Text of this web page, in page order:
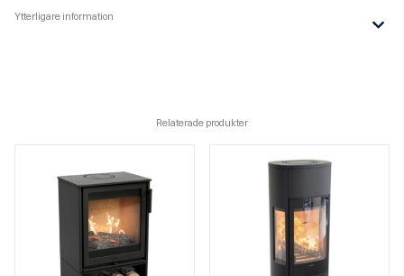
Ytterligare information
Relaterade produkter